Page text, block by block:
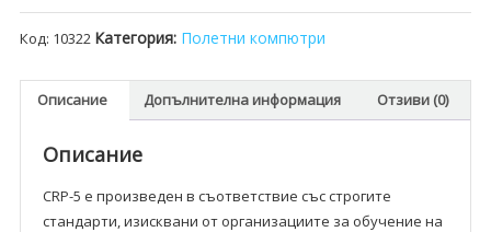
Код: 10322 Категория: Полетни компютри
Описание Допълнителна информация Отзиви (0)
Описание
CRP-5 е произведен в съответствие със строгите
стандарти, изисквани от организациите за обучение на